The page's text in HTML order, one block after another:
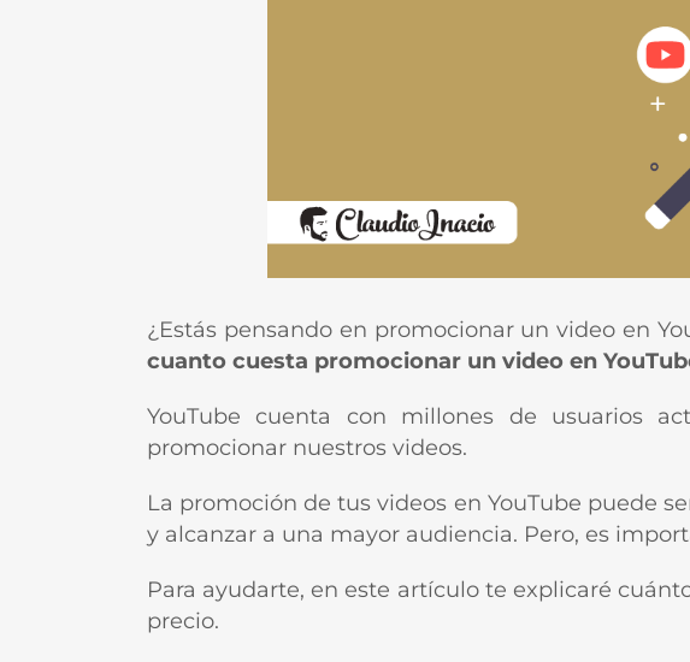
¿Estás pensando en promocionar un video en
cuanto cuesta promocionar un video en
YouTube cuenta con millones de usuarios
promocionar nuestros videos.
La promoción de tus videos en YouTube puede
y alcanzar a una mayor audiencia. Pero, es
Para ayudarte, en este artículo te explicaré
precio.